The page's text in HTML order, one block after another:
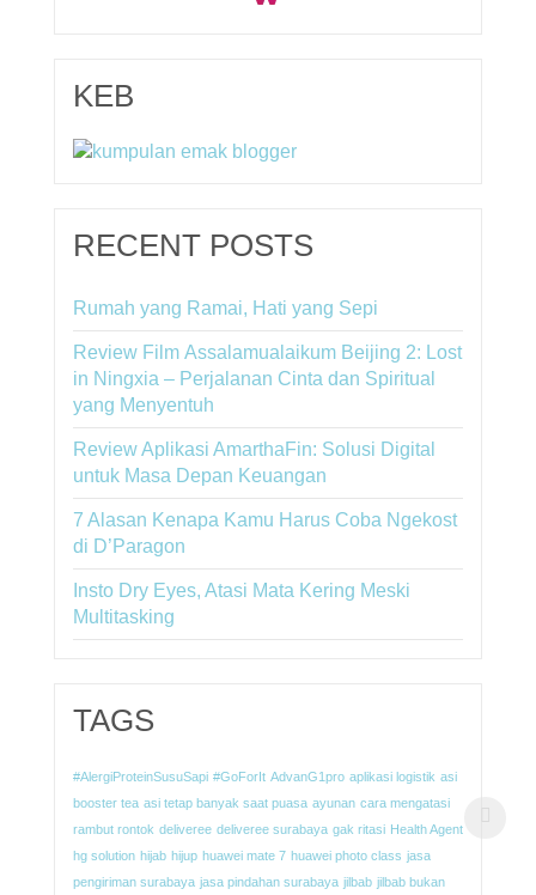
KEB
RECENT POSTS
Rumah yang Ramai, Hati yang Sepi
Review Film Assalamualaikum Beijing 2: Lost
in Ningxia – Perjalanan Cinta dan Spiritual
yang Menyentuh
Review Aplikasi AmarthaFin: Solusi Digital
untuk Masa Depan Keuangan
7 Alasan Kenapa Kamu Harus Coba Ngekost
di D’Paragon
Insto Dry Eyes, Atasi Mata Kering Meski
Multitasking
TAGS
#AlergiProteinSusuSapi #GoForIt AdvanG1pro aplikasi logistik asi
booster tea asi tetap banyak saat puasa ayunan cara mengatasi
rambut rontok deliveree deliveree surabaya gak ritasi Health Agent
hg solution hijab hijup huawei mate 7 huawei photo class jasa
pengiriman surabaya jasa pindahan surabaya jilbab jilbab bukan